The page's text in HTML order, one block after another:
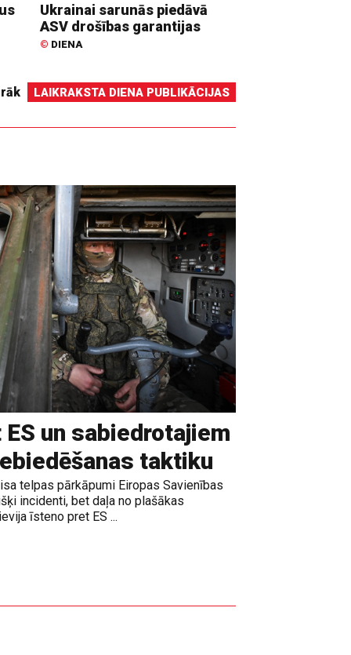
Ukrainai sarunās piedāvā
ASV drošības garantijas
© DIENA
LAIKRAKSTA DIENA PUBLIKĀCIJAS
un sabiedrotajiem
taktiku
telpas pārkāpumi Eiropas Savienības
incidenti, bet daļa no plašākas
īsteno pret ES ...